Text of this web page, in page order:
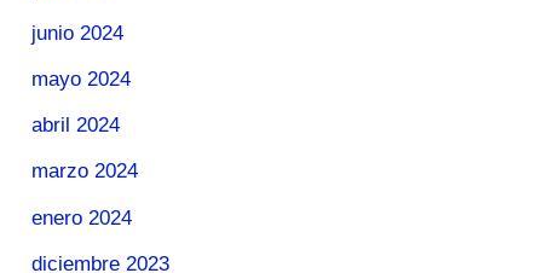
junio 2024
mayo 2024
abril 2024
marzo 2024
enero 2024
diciembre 2023